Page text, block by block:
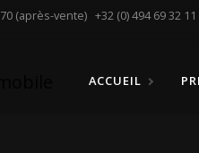
(après-vente) +32 (0) 494 69 32 11
ACCUEIL